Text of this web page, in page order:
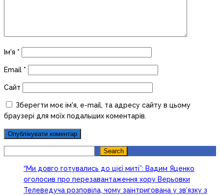
Ім'я *
Email *
Сайт
Зберегти моє ім'я, e-mail, та адресу сайту в цьому
браузері для моїх подальших коментарів.
Search
“Ми довго готувались до цієї миті”: Вадим Яценко
оголосив про перезавантаження хору Верьовки
Телеведуча розповіла, чому заінтригована у зв’язку з